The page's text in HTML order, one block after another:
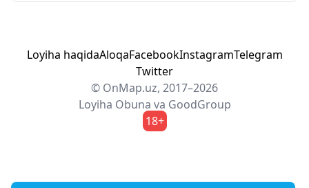
Loyiha haqidaAloqaFacebookInstagramTelegram
Twitter
© OnMap.uz, 2017–2026
Loyiha Obuna va GoodGroup
18+